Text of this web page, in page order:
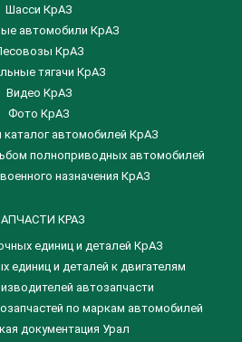
Шасси КрАЗ
автомобили КрАЗ
КрАЗ
тягачи КрАЗ
Видео КрАЗ
Фото КрАЗ
автомобилей КрАЗ
полноприводных автомобилей
назначения КрАЗ
КРАЗ
единиц и деталей КрАЗ
единиц и деталей к двигателям
автозапчасти
по маркам автомобилей
документация Урал